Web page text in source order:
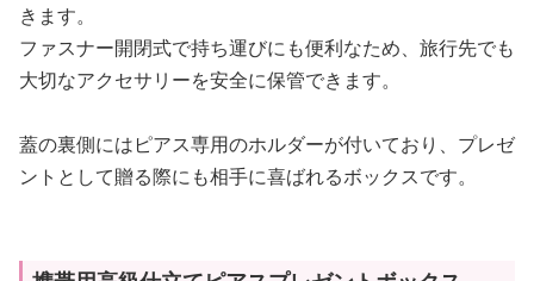
きます。
ファスナー開閉式で持ち運びにも便利なため、旅行先でも
大切なアクセサリーを安全に保管できます。
蓋の裏側にはピアス専用のホルダーが付いており、プレゼ
ントとして贈る際にも相手に喜ばれるボックスです。